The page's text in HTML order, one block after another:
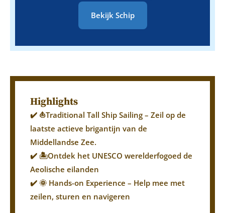
Bekijk Schip
Highlights
✔️ ⛵Traditional Tall Ship Sailing – Zeil op de
laatste actieve brigantijn van de
Middellandse Zee.
✔️ 🏝️Ontdek het UNESCO werelderfogoed de
Aeolische eilanden
✔️ 🌞 Hands-on Experience – Help mee met
zeilen, sturen en navigeren